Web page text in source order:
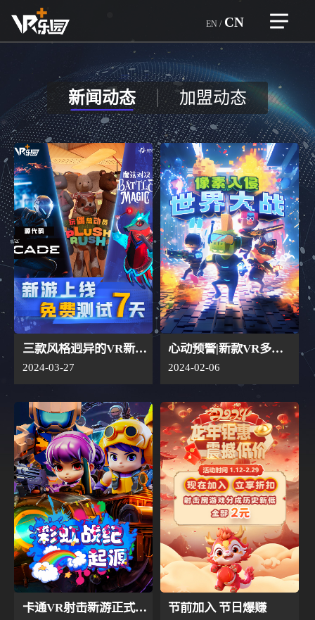
资
VR+乐
园-
丁
EN / CN
自研精品
一体设备
团队优势
企业介绍 >
企业文化
企业荣誉
合作企业
游戏和设备
加盟合作 >
品牌故事
行业优势
游戏类型
服务内容
企业荣誉
玩家热评
虚拟设备 >
VR越野狂飙
VR竞技机台
赛车机台
音游机台
大空间
VR密室房
VR射击房
游戏展示 >
自研精品
育碧游戏
ARVI
全球门店 >
新闻资讯 >
联系我们 >
新闻动态 加盟动态
三款风格迥异的VR新游强势上线，赛博朋克风、科技感3A画面、梦回玩具世界！
2024-03-27
心动预警|新款VR多人肉鸽射击游戏高能来袭，重温童年乐趣
2024-02-06
卡通VR射击新游正式于1月29日“龍”重登场！与彩虹战队并肩作战，共同揭开起源之谜！ 节前加入 节日爆赚